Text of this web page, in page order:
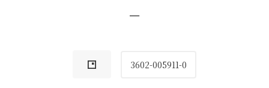
−
3602-005911-0